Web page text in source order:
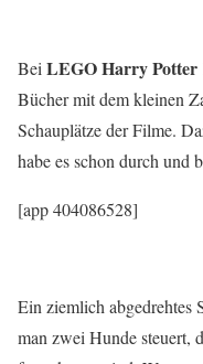
Bei LEGO Harry Potter
Bücher mit dem kleinen
Schauplätze der Filme.
habe es schon durch und
[app 404086528]
Ein ziemlich abgedrehtes
man zwei Hunde steuert,